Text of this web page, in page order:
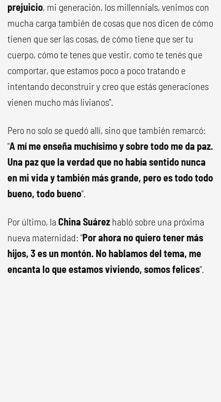
prejuicio, mi generación, los millennials, venimos con
mucha carga también de cosas que nos dicen de cómo
tienen que ser las cosas, de cómo tiene que ser tu
cuerpo, cómo te tenes que vestir, como te tenés que
comportar, que estamos poco a poco tratando e
intentando deconstruir y creo que estás generaciones
vienen mucho más livianos".
Pero no solo se quedó allí, sino que también remarcó:
"A mí me enseña muchísimo y sobre todo me da paz.
Una paz que la verdad que no había sentido nunca
en mi vida y también más grande, pero es todo todo
bueno, todo bueno".
Por último, la China Suárez habló sobre una próxima
nueva maternidad: "Por ahora no quiero tener más
hijos, 3 es un montón. No hablamos del tema, me
encanta lo que estamos viviendo, somos felices".